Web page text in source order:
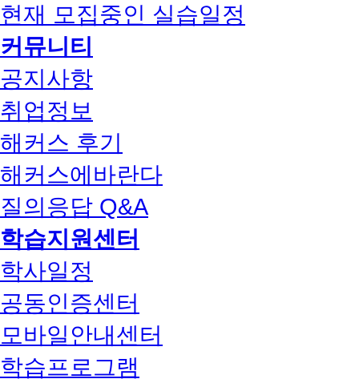
현재 모집중인 실습일정
커뮤니티
공지사항
취업정보
해커스 후기
해커스에바란다
질의응답 Q&A
학습지원센터
학사일정
공동인증센터
모바일안내센터
학습프로그램